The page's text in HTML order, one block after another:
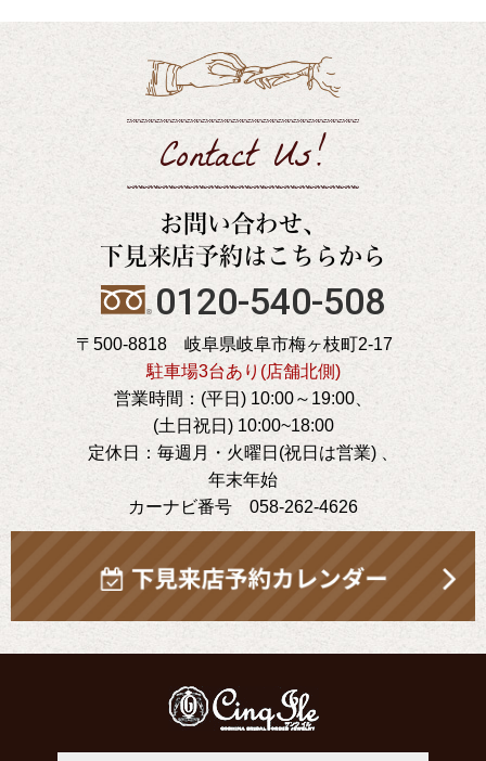
Contact Us!
お問い合わせ、
下見来店予約はこちらから
0120-540-508
〒500-8818 岐阜県岐阜市梅ヶ枝町2-17
駐車場3台あり(店舗北側)
営業時間：(平日) 10:00～19:00、
(土日祝日) 10:00~18:00
定休日：毎週月・火曜日(祝日は営業) 、
年末年始
カーナビ番号 058-262-4626